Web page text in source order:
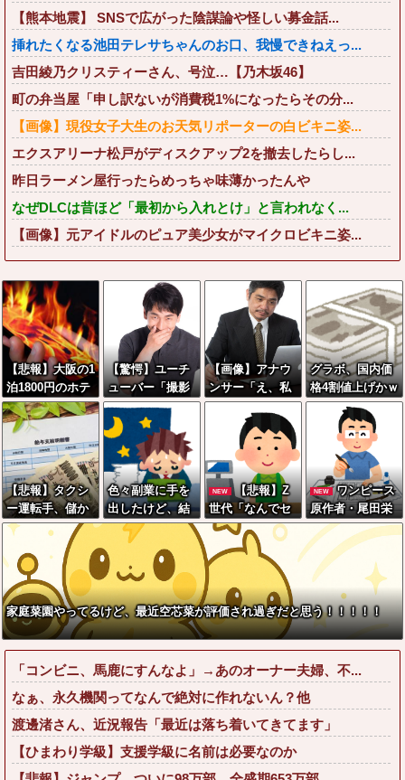
【熊本地震】 SNSで広がった陰謀論や怪しい募金話...
挿れたくなる池田テレサちゃんのお口、我慢できねえっ...
吉田綾乃クリスティーさん、号泣…【乃木坂46】
町の弁当屋「申し訳ないが消費税1%になったらその分...
【画像】現役女子大生のお天気リポーターの白ビキニ姿...
エクスアリーナ松戸がディスクアップ2を撤去したらし...
昨日ラーメン屋行ったらめっちゃ味薄かったんや
なぜDLCは昔ほど「最初から入れとけ」と言われなく...
【画像】元アイドルのピュア美少女がマイクロビキニ姿...
【悲報】大阪の1
泊1800円のホテ
ル、ガチでヤバ
すぎて炎上www
【驚愕】ユーチ
ューバー「撮影
で使うから、こ
の高級時計も車
もぜ～んぶ経費
でタダ！ｗ」←
まさかコレ本気
にしてる奴なん
ておらんよな？
よな？w w w w
w w w w w w w
【画像】アナウ
ンサー「え、私
がスピードスケ
ートのピチピチ
ユニフォーム着
るんですか…？ﾑ
ﾁｨ！！」←これ
はお前らに刺さ
るやろw w w w
w w w w
グラボ、国内価
格4割値上げかｗ
ｗｗｗｗｗｗｗ
ｗｗｗｗｗｗｗ
【悲報】タクシ
ー運転手、儲か
りまくることが
判明してしまう
色々副業に手を
出したけど、結
局残業するのが1
番稼げるな
NEW
【悲報】Z
世代「なんでセ
ルフレジなのに
自分で商品通さ
ないといけない
んだ」
NEW
ワンピース
原作者・尾田栄
一郎が描いた担
当編集の似顔絵
「ムダに東大
卒」
家庭菜園やってるけど、最近空芯菜が評価され過ぎだと思う！！！！！
「コンビニ、馬鹿にすんなよ」→あのオーナー夫婦、不...
なぁ、永久機関ってなんで絶対に作れないん？他
渡邊渚さん、近況報告「最近は落ち着いてきてます」
【ひまわり学級】支援学級に名前は必要なのか